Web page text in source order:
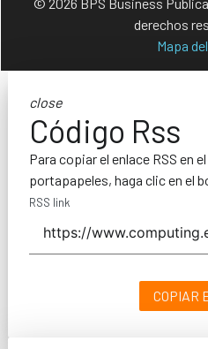
derechos
Mapa
close
Código Rss
Para copiar el enlace RSS en el
portapapeles, haga clic en el
RSS link
COPIAR